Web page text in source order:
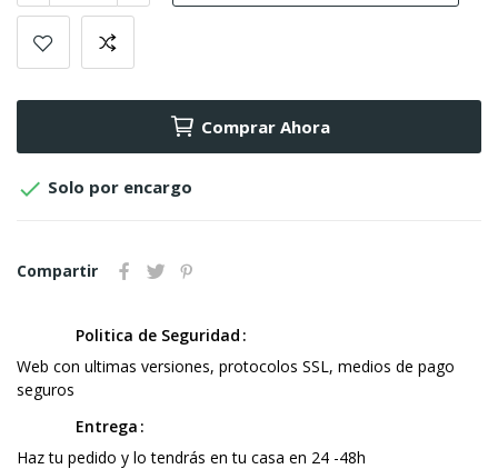
Comprar Ahora
 Solo por encargo
Compartir
Politica de Seguridad
Web con ultimas versiones, protocolos SSL, medios de pago
seguros
Entrega
Haz tu pedido y lo tendrás en tu casa en 24 -48h